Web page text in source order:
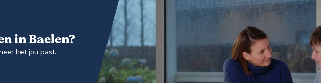
in Baelen?
het jou past.